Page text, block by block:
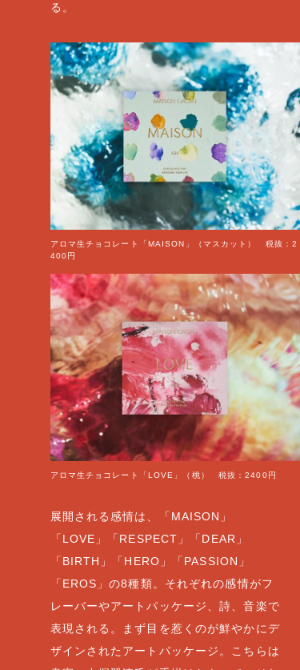
る。
アロマ生チョコレート「MAISON」（マスカット） 税抜：2
400円
アロマ生チョコレート「LOVE」（桃） 税抜：2400円
展開される感情は、「MAISON」
「LOVE」「RESPECT」「DEAR」
「BIRTH」「HERO」「PASSION」
「EROS」の8種類。それぞれの感情がフ
レーバーやアートパッケージ、詩、音楽で
表現される。まず目を惹くのが鮮やかにデ
ザインされたアートパッケージ。こちらは